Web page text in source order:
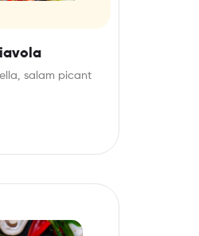
salam picant